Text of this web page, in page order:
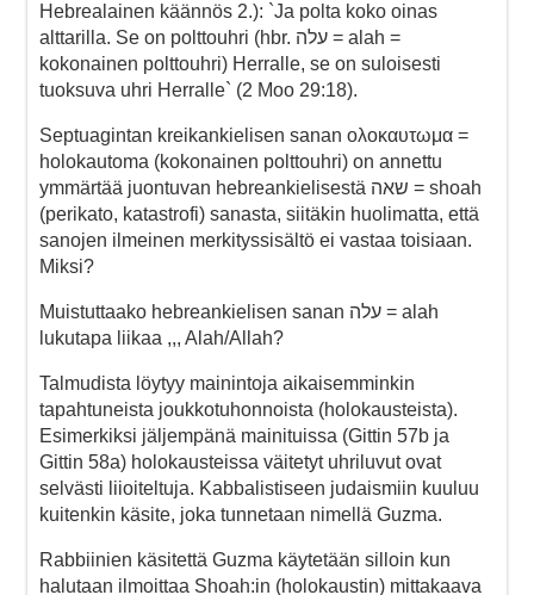
Hebrealainen käännös 2.): `Ja polta koko oinas
alttarilla. Se on polttouhri (hbr. עלה = alah =
kokonainen polttouhri) Herralle, se on suloisesti
tuoksuva uhri Herralle` (2 Moo 29:18).
Septuagintan kreikankielisen sanan ολοκαυτωμα =
holokautoma (kokonainen polttouhri) on annettu
ymmärtää juontuvan hebreankielisestä שאה = shoah
(perikato, katastrofi) sanasta, siitäkin huolimatta, että
sanojen ilmeinen merkityssisältö ei vastaa toisiaan.
Miksi?
Muistuttaako hebreankielisen sanan עלה = alah
lukutapa liikaa ,,, Alah/Allah?
Talmudista löytyy mainintoja aikaisemminkin
tapahtuneista joukkotuhonnoista (holokausteista).
Esimerkiksi jäljempänä mainituissa (Gittin 57b ja
Gittin 58a) holokausteissa väitetyt uhriluvut ovat
selvästi liioiteltuja. Kabbalistiseen judaismiin kuuluu
kuitenkin käsite, joka tunnetaan nimellä Guzma.
Rabbiinien käsitettä Guzma käytetään silloin kun
halutaan ilmoittaa Shoah:in (holokaustin) mittakaava